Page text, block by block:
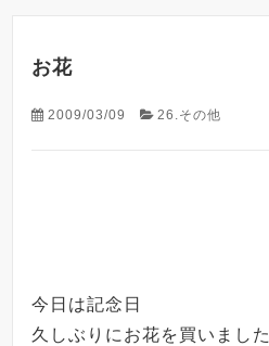
お花
2009/03/09 26.その他
今日は記念日
久しぶりにお花を買いました